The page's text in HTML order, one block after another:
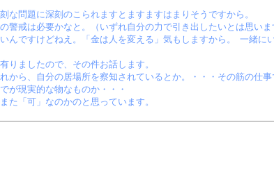
問題に深刻のこられますとますますはまりそうですから。
警戒は必要かなと。（いずれ自分の力で引き出したいとは思い
んですけどねえ。「金は人を変える」気もしますから。 一緒に
りましたので、その件お話します。
から、自分の居場所を察知されているとか。・・・その筋の仕
が現実的な物なものか・・・
た「可」なのかのと思っています。